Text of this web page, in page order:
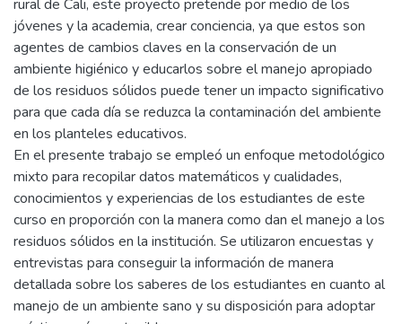
rural de Cali, este proyecto pretende por medio de los
jóvenes y la academia, crear conciencia, ya que estos son
agentes de cambios claves en la conservación de un
ambiente higiénico y educarlos sobre el manejo apropiado
de los residuos sólidos puede tener un impacto significativo
para que cada día se reduzca la contaminación del ambiente
en los planteles educativos.
En el presente trabajo se empleó un enfoque metodológico
mixto para recopilar datos matemáticos y cualidades,
conocimientos y experiencias de los estudiantes de este
curso en proporción con la manera como dan el manejo a los
residuos sólidos en la institución. Se utilizaron encuestas y
entrevistas para conseguir la información de manera
detallada sobre los saberes de los estudiantes en cuanto al
manejo de un ambiente sano y su disposición para adoptar